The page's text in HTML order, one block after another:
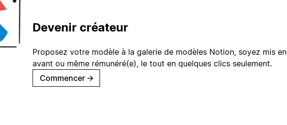
Devenir créateur
Proposez votre modèle à la galerie de modèles Notion, soyez mis en
avant ou même rémunéré(e), le tout en quelques clics seulement.
Commencer →